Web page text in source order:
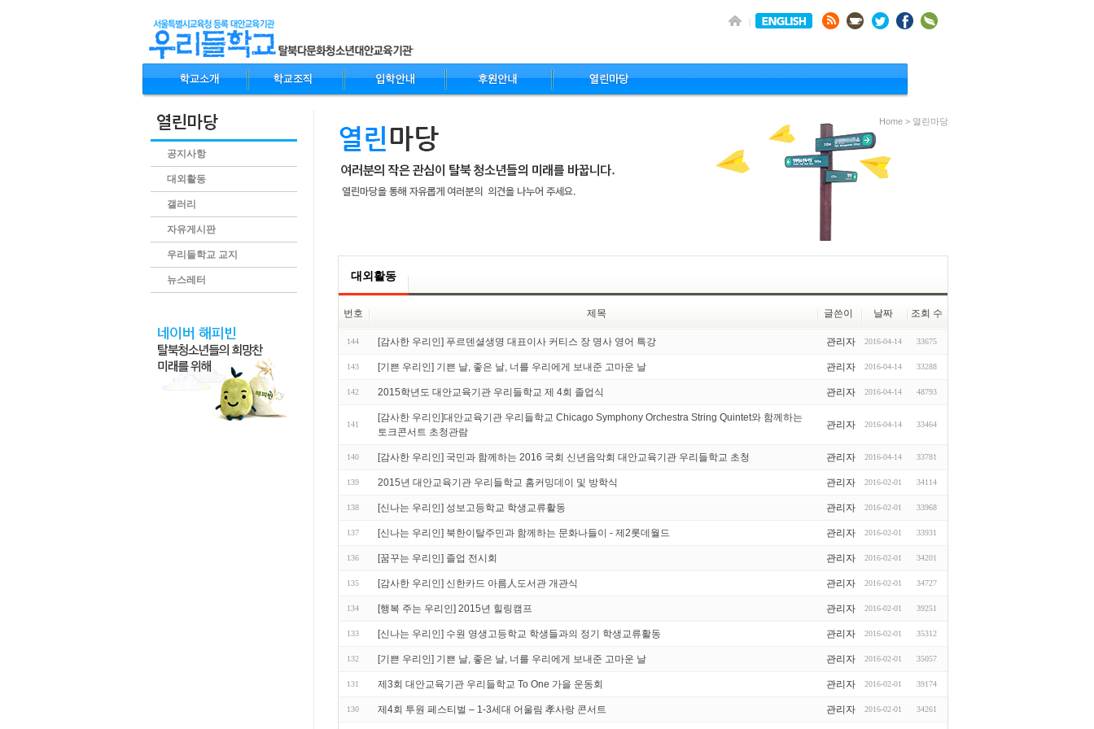
공지사항
대외활동
갤러리
자유게시판
우리들학교 교지
뉴스레터
Home > 열린마당
대외활동
번호 제목 글쓴이 날짜 조회 수
144 [감사한 우리인] 푸르덴셜생명 대표이사 커티스 장 명사 영어 특강 관리자 2016-04-14 33675
143 [기쁜 우리인] 기쁜 날, 좋은 날, 너를 우리에게 보내준 고마운 날 관리자 2016-04-14 33288
142 2015학년도 대안교육기관 우리들학교 제 4회 졸업식 관리자 2016-04-14 48793
141
[감사한 우리인]대안교육기관 우리들학교 Chicago Symphony Orchestra String Quintet와 함께하는
토크콘서트 초청관람
관리자 2016-04-14 33464
140 [감사한 우리인] 국민과 함께하는 2016 국회 신년음악회 대안교육기관 우리들학교 초청 관리자 2016-04-14 33781
139 2015년 대안교육기관 우리들학교 홈커밍데이 및 방학식 관리자 2016-02-01 34114
138 [신나는 우리인] 성보고등학교 학생교류활동 관리자 2016-02-01 33968
137 [신나는 우리인] 북한이탈주민과 함께하는 문화나들이 - 제2롯데월드 관리자 2016-02-01 33931
136 [꿈꾸는 우리인] 졸업 전시회 관리자 2016-02-01 34201
135 [감사한 우리인] 신한카드 아름人도서관 개관식 관리자 2016-02-01 34727
134 [행복 주는 우리인] 2015년 힐링캠프 관리자 2016-02-01 39251
133 [신나는 우리인] 수원 영생고등학교 학생들과의 정기 학생교류활동 관리자 2016-02-01 35312
132 [기쁜 우리인] 기쁜 날, 좋은 날, 너를 우리에게 보내준 고마운 날 관리자 2016-02-01 35057
131 제3회 대안교육기관 우리들학교 To One 가을 운동회 관리자 2016-02-01 39174
130 제4회 투원 페스티벌 – 1-3세대 어울림 孝사랑 콘서트 관리자 2016-02-01 34261